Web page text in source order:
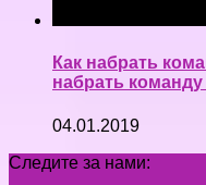
Как набрать
набрать
04.01.2019
Следите за нами: